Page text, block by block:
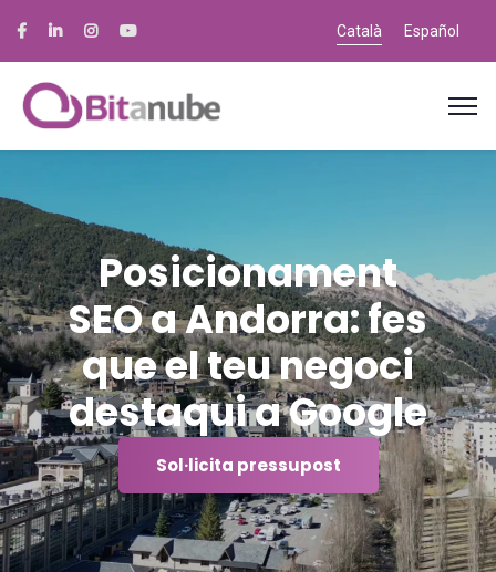
Català Español
Posicionament
SEO a Andorra: fes
que el teu negoci
destaqui a Google
Sol·licita pressupost